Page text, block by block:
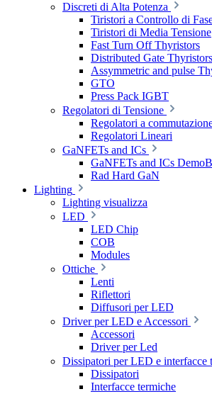
Discreti di Alta Potenza
Tiristori a Controllo di
Tiristori di Media Tensione
Fast Turn Off Thyristors
Distributed Gate Thyristors
Assymmetric and pulse
GTO
Press Pack IGBT
Regolatori di Tensione
Regolatori a
Regolatori Lineari
GaNFETs and ICs
GaNFETs and ICs
Rad Hard GaN
Lighting
Lighting visualizza
LED
LED Chip
COB
Modules
Ottiche
Lenti
Riflettori
Diffusori per LED
Driver per LED e Accessori
Accessori
Driver per Led
Dissipatori per LED e interfacce
Dissipatori
Interfacce termiche